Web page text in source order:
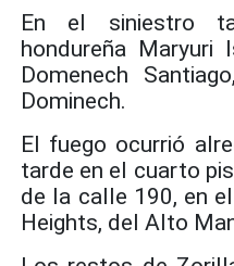
En el siniestro
hondureña Maryuri
Domenech
Dominech.
El fuego ocurrió
tarde en el cuarto
de la calle 190, en
Heights, del Alto